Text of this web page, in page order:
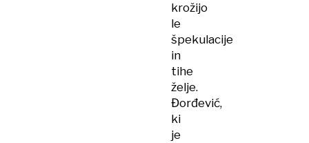
krožijo
le
špekulacije
in
tihe
želje.
Đorđević,
ki
je